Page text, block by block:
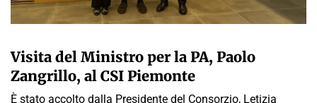
Visita del Ministro per la PA, Paolo
Zangrillo, al CSI Piemonte
È stato accolto dalla Presidente del Consorzio, Letizia